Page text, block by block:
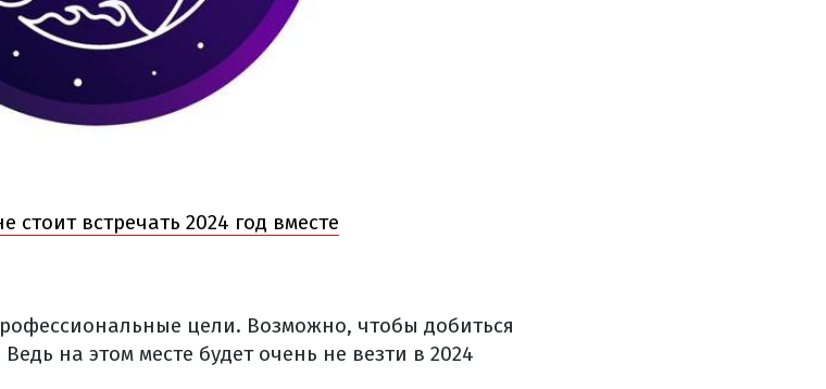
стоит встречать 2024 год вместе
цели. Возможно, чтобы добиться
на этом месте будет очень не везти в 2024